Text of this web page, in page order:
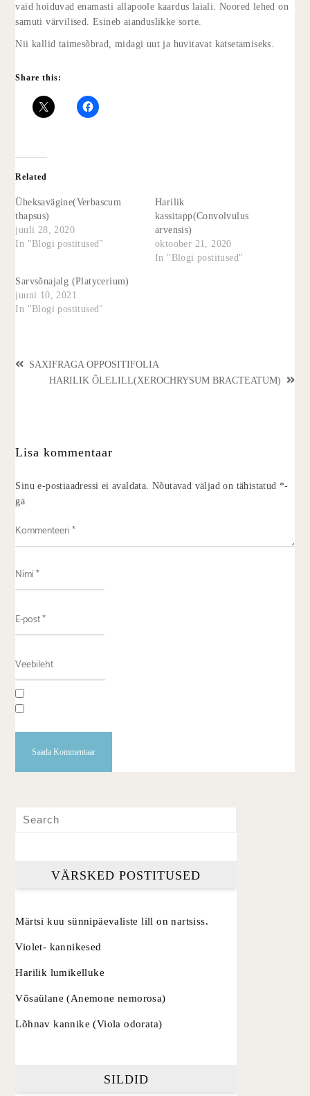
vaid hoiduvad enamasti allapoole kaardus laiali. Noored lehed on
samuti värvilised. Esineb aianduslikke sorte.
Nii kallid taimesõbrad, midagi uut ja huvitavat katsetamiseks.
Share this:
Related
Üheksavägine(Verbascum
thapsus)
juuli 28, 2020
In "Blogi postitused"
Harilik
kassitapp(Convolvulus
arvensis)
oktoober 21, 2020
In "Blogi postitused"
Sarvsõnajalg (Platycerium)
juuni 10, 2021
In "Blogi postitused"
SAXIFRAGA OPPOSITIFOLIA
HARILIK ÕLELILL(XEROCHRYSUM BRACTEATUM)
Lisa kommentaar
Sinu e-postiaadressi ei avaldata. Nõutavad väljad on tähistatud *-
ga
VÄRSKED POSTITUSED
Märtsi kuu sünnipäevaliste lill on nartsiss.
Violet- kannikesed
Harilik lumikelluke
Võsaülane (Anemone nemorosa)
Lõhnav kannike (Viola odorata)
SILDID